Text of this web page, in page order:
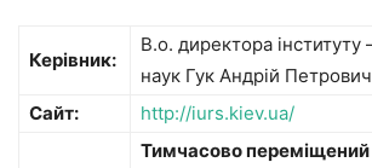
Керівник:
В.о. директора інституту
наук Гук Андрій Петрович
Сайт:
http://iurs.kiev.ua/
Тимчасово